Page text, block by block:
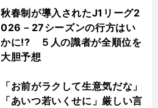
秋春制が導入されたJ1リーグ2
026－27シーズンの行方はい
かに!? ５人の識者が全順位を
大胆予想
「お前がラクして生意気だな」
「あいつ若いくせに」厳しい言